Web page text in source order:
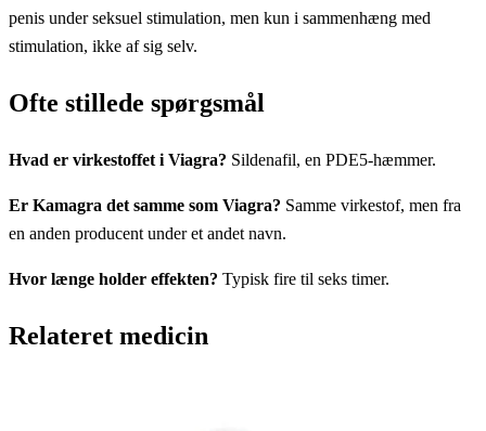
penis under seksuel stimulation, men kun i sammenhæng med
stimulation, ikke af sig selv.
Ofte stillede spørgsmål
Hvad er virkestoffet i Viagra? Sildenafil, en PDE5-hæmmer.
Er Kamagra det samme som Viagra? Samme virkestof, men fra
en anden producent under et andet navn.
Hvor længe holder effekten? Typisk fire til seks timer.
Relateret medicin